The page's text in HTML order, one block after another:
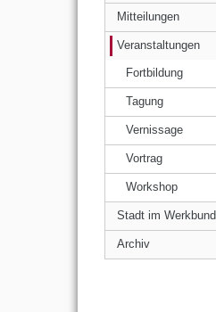
Mitteilungen
Veranstaltungen
Fortbildung
Tagung
Vernissage
Vortrag
Workshop
Stadt im Werkbund
Archiv